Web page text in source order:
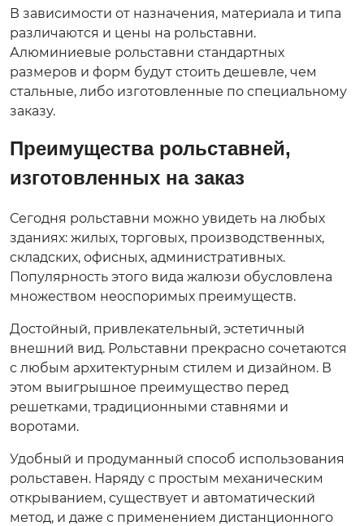
В зависимости от назначения, материала и типа
различаются и цены на рольставни.
Алюминиевые рольставни стандартных
размеров и форм будут стоить дешевле, чем
стальные, либо изготовленные по специальному
заказу.
Преимущества рольставней,
изготовленных на заказ
Сегодня рольставни можно увидеть на любых
зданиях: жилых, торговых, производственных,
складских, офисных, административных.
Популярность этого вида жалюзи обусловлена
множеством неоспоримых преимуществ.
Достойный, привлекательный, эстетичный
внешний вид. Рольставни прекрасно сочетаются
с любым архитектурным стилем и дизайном. В
этом выигрышное преимущество перед
решетками, традиционными ставнями и
воротами.
Удобный и продуманный способ использования
рольставен. Наряду с простым механическим
открыванием, существует и автоматический
метод, и даже с применением дистанционного